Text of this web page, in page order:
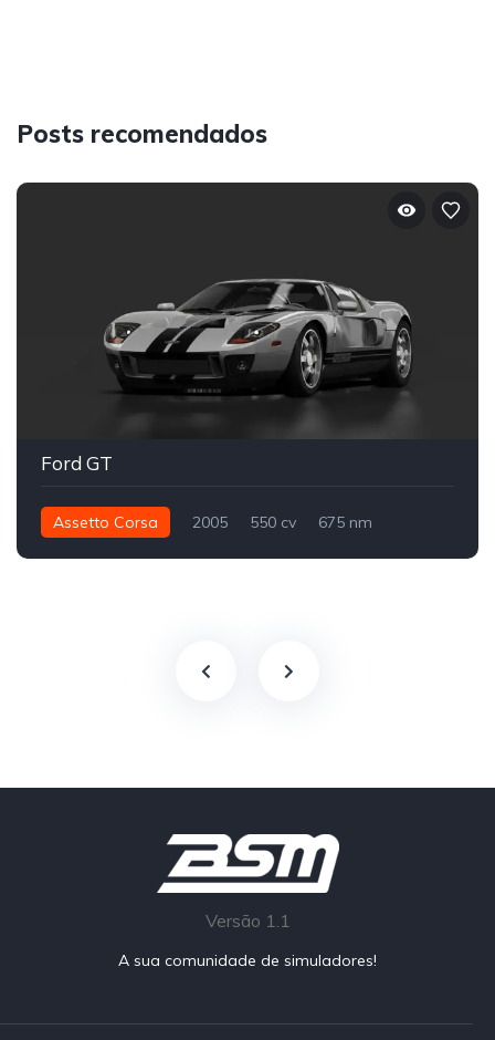
Posts recomendados
Ford GT
Assetto Corsa 2005 550 cv
675 nm
Versão 1.1
A sua comunidade de simuladores!